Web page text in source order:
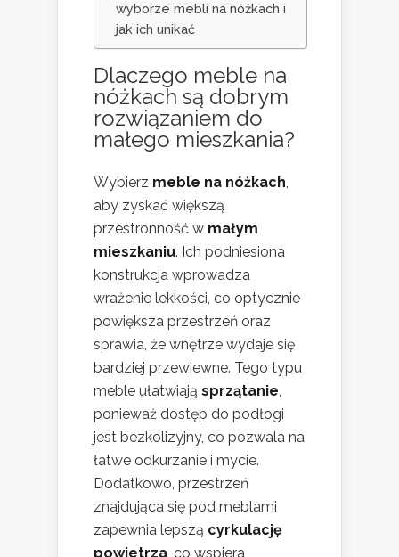
wyborze mebli na nóżkach i
jak ich unikać
Dlaczego meble na
nóżkach są dobrym
rozwiązaniem do
małego mieszkania?
Wybierz meble na nóżkach,
aby zyskać większą
przestronność w małym
mieszkaniu. Ich podniesiona
konstrukcja wprowadza
wrażenie lekkości, co optycznie
powiększa przestrzeń oraz
sprawia, że wnętrze wydaje się
bardziej przewiewne. Tego typu
meble ułatwiają sprzątanie,
ponieważ dostęp do podłogi
jest bezkolizyjny, co pozwala na
łatwe odkurzanie i mycie.
Dodatkowo, przestrzeń
znajdująca się pod meblami
zapewnia lepszą cyrkulację
powietrza, co wspiera